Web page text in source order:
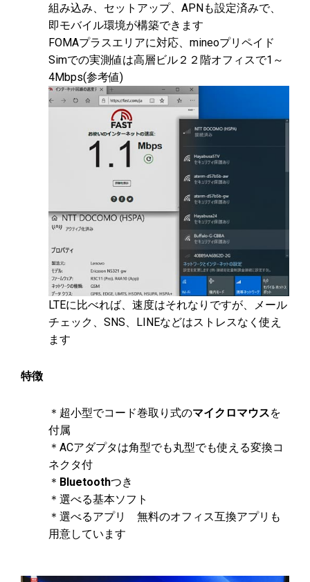
組み込み、セットアップ、APNも設定済みで、
即モバイル環境が構築できます
FOMAプラスエリアに対応、mineoプリペイド
Simでの実測値は高層ビル２２階オフィスで1～
4Mbps(参考値)
LTEに比べれば、速度はそれなりですが、メール
チェック、SNS、LINEなどはストレスなく使え
ます
特徴
＊超小型でコード巻取り式のマイクロマウスを
付属
＊ACアダプタは角型でも丸型でも使える変換コ
ネクタ付
＊ Bluetoothつき
＊選べる基本ソフト
＊選べるアプリ 無料のオフィス互換アプリも
用意しています